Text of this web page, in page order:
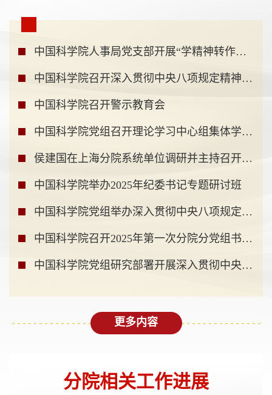
中国科学院人事局党支部开展“学精神转作风 促整改...
中国科学院召开深入贯彻中央八项规定精神学习教育...
中国科学院召开警示教育会
中国科学院党组召开理论学习中心组集体学习会深入...
侯建国在上海分院系统单位调研并主持召开重点工作...
中国科学院举办2025年纪委书记专题研讨班
中国科学院党组举办深入贯彻中央八项规定精神学习...
中国科学院召开2025年第一次分院分党组书记工作例会
中国科学院党组研究部署开展深入贯彻中央八项规定...
更多内容
分院相关工作进展